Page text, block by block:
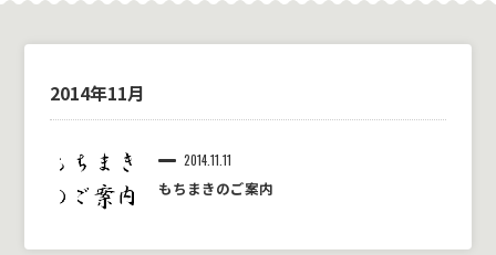
2014年11月
2014.11.11
もちまきのご案内